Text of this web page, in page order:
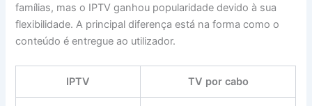
famílias, mas o IPTV ganhou popularidade devido à sua
flexibilidade. A principal diferença está na forma como o
conteúdo é entregue ao utilizador.
IPTV TV por cabo